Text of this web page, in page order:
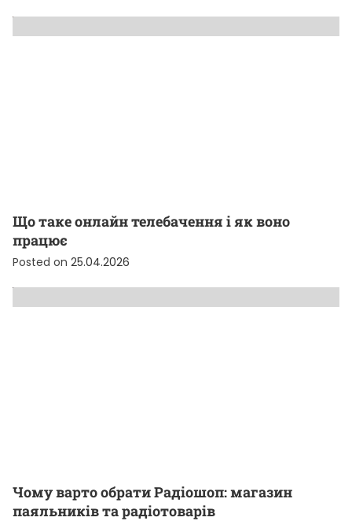
Що таке онлайн телебачення і як воно
працює
Posted on 25.04.2026
Чому варто обрати Радіошоп: магазин
паяльників та радіотоварів